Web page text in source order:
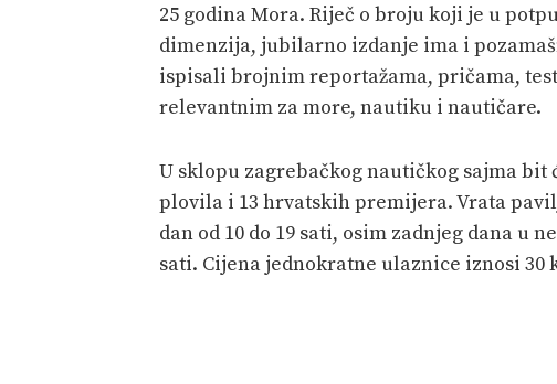
25 godina Mora. Riječ o broju koji je u
dimenzija, jubilarno izdanje ima i
ispisali brojnim reportažama, pričama,
relevantnim za more, nautiku i nautičare.
U sklopu zagrebačkog nautičkog sajma
plovila i 13 hrvatskih premijera. Vrata
dan od 10 do 19 sati, osim zadnjeg dana u
sati. Cijena jednokratne ulaznice iznosi 30